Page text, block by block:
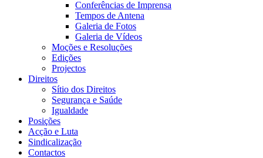
Conferências de Imprensa
Tempos de Antena
Galeria de Fotos
Galeria de Vídeos
Moções e Resoluções
Edições
Projectos
Direitos
Sítio dos Direitos
Segurança e Saúde
Igualdade
Posições
Acção e Luta
Sindicalização
Contactos